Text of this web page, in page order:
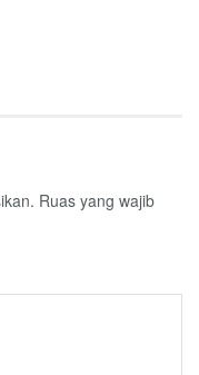
Ruas yang wajib